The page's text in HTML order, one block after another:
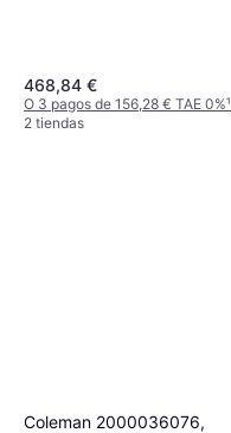
468,84 €
O 3 pagos de 156,28 € TAE 0%¹
2 tiendas
Coleman 2000036076,